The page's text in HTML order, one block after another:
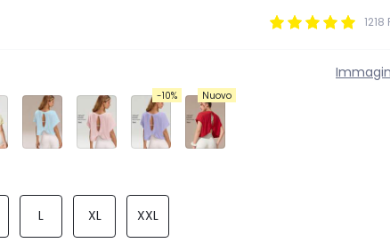
-10% Nuovo
L XL XXL